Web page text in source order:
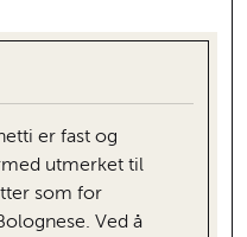
er fast og
utmerket til
som for
Ved å